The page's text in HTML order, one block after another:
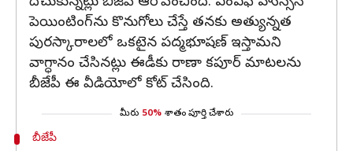
పెయింటింగ్‌ను కొనుగోలు చేస్తే తనకు అత్యున్నత
పురస్కారాలలో ఒకటైన పద్మభూషణ్ ఇస్తామని
వాగ్ధానం చేసినట్లు ఈడీకు రాణా కపూర్‌ మాటలను
బీజేపీ ఈ వీడియోలో కోట్ చేసింది.
మీరు 50% శాతం పూర్తి చేశారు
బీజేపీ